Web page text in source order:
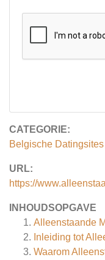
CATEGORIE:
Belgische Datingsites
URL:
https://
INHOUDSOPGAVE
Alleenstaande
Inleiding tot
Waarom